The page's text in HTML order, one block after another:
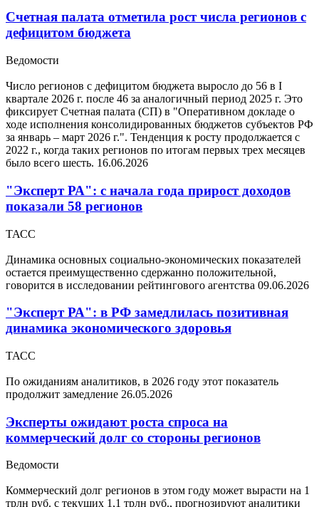
Счетная палата отметила рост числа регионов с
дефицитом бюджета
Ведомости
Число регионов с дефицитом бюджета выросло до 56 в I
квартале 2026 г. после 46 за аналогичный период 2025 г. Это
фиксирует Счетная палата (СП) в "Оперативном докладе о
ходе исполнения консолидированных бюджетов субъектов РФ
за январь – март 2026 г.". Тенденция к росту продолжается с
2022 г., когда таких регионов по итогам первых трех месяцев
было всего шесть. 16.06.2026
"Эксперт РА": с начала года прирост доходов
показали 58 регионов
ТАСС
Динамика основных социально-экономических показателей
остается преимущественно сдержанно положительной,
говорится в исследовании рейтингового агентства 09.06.2026
"Эксперт РА": в РФ замедлилась позитивная
динамика экономического здоровья
ТАСС
По ожиданиям аналитиков, в 2026 году этот показатель
продолжит замедление 26.05.2026
Эксперты ожидают роста спроса на
коммерческий долг со стороны регионов
Ведомости
Коммерческий долг регионов в этом году может вырасти на 1
трлн руб. с текущих 1,1 трлн руб., прогнозируют аналитики